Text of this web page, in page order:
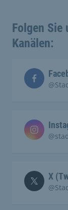
Folgen Sie
Kanälen:
X